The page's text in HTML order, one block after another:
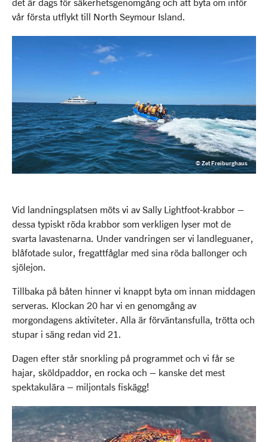
det är dags för säkerhetsgenomgång och att byta om inför
vår första utflykt till North Seymour Island.
© Zet Freiburghaus
Vid landningsplatsen möts vi av Sally Lightfoot-krabbor –
dessa typiskt röda krabbor som verkligen lyser mot de
svarta lavastenarna. Under vandringen ser vi landleguaner,
blåfotade sulor, fregattfåglar med sina röda ballonger och
sjölejon.
Tillbaka på båten hinner vi knappt byta om innan middagen
serveras. Klockan 20 har vi en genomgång av
morgondagens aktiviteter. Alla är förväntansfulla, trötta och
stupar i säng redan vid 21.
Dagen efter står snorkling på programmet och vi får se
hajar, sköldpaddor, en rocka och – kanske det mest
spektakulära – miljontals fiskägg!